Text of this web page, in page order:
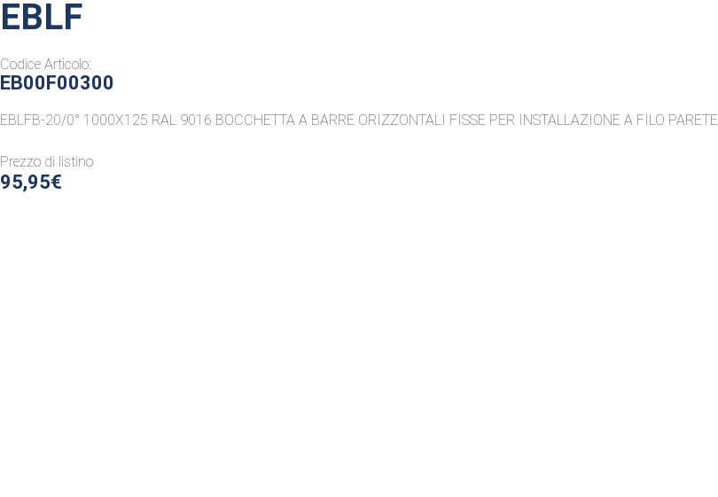
EBLF
Codice Articolo:
EB00F00300
EBLFB-20/0° 1000X125 RAL 9016 BOCCHETTA A BARRE ORIZZONTALI FISSE PER INSTALLAZIONE A FILO PARETE
Prezzo di listino
95,95€